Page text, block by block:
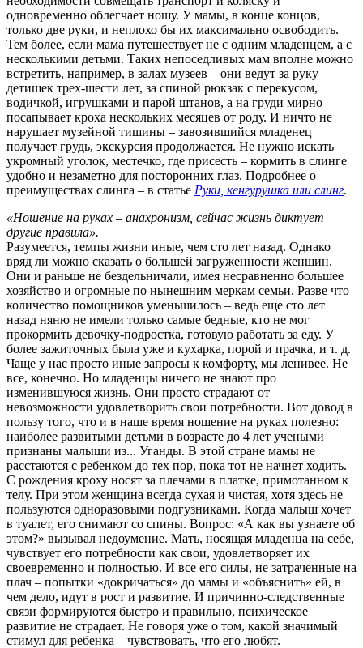
одновременно облегчает ношу. У мамы, в конце концов,
только две руки, и неплохо бы их максимально освободить.
Тем более, если мама путешествует не с одним младенцем, а с
несколькими детьми. Таких непоседливых мам вполне можно
встретить, например, в залах музеев – они ведут за руку
детишек трех-шести лет, за спиной рюкзак с перекусом,
водичкой, игрушками и парой штанов, а на груди мирно
посапывает кроха нескольких месяцев от роду. И ничто не
нарушает музейной тишины – завозившийся младенец
получает грудь, экскурсия продолжается. Не нужно искать
укромный уголок, местечко, где присесть – кормить в слинге
удобно и незаметно для посторонних глаз. Подробнее о
преимуществах слинга – в статье Руки, кенгурушка или слинг.
«Ношение на руках – анахронизм, сейчас жизнь диктует
другие правила».
Разумеется, темпы жизни иные, чем сто лет назад. Однако
вряд ли можно сказать о большей загруженности женщин.
Они и раньше не бездельничали, имея несравненно большее
хозяйство и огромные по нынешним меркам семьи. Разве что
количество помощников уменьшилось – ведь еще сто лет
назад няню не имели только самые бедные, кто не мог
прокормить девочку-подростка, готовую работать за еду. У
более зажиточных была уже и кухарка, порой и прачка, и т. д.
Чаще у нас просто иные запросы к комфорту, мы ленивее. Не
все, конечно. Но младенцы ничего не знают про
изменившуюся жизнь. Они просто страдают от
невозможности удовлетворить свои потребности. Вот довод в
пользу того, что и в наше время ношение на руках полезно:
наиболее развитыми детьми в возрасте до 4 лет учеными
признаны ма­лыши из... Уганды. В этой стране мамы не
расстаются с ребенком до тех пор, по­ка тот не начнет ходить.
С рождения кроху носят за плечами в платке, при­мотанном к
телу. При этом женщина всегда сухая и чистая, хотя здесь не
пользуются одноразовыми подгузниками. Когда малыш хочет
в туалет, его снимают со спины. Вопрос: «А как вы узнаете об
этом?» вызывал не­доумение. Мать, носящая младенца на себе,
чувствует его потребности как свои, удовлетворяет их
своевременно и полностью. И все его силы, не затраченные на
плач – попытки «докричаться» до мамы и «объяснить» ей, в
чем дело, идут в рост и развитие. И причинно-следственные
связи формируются быстро и правильно, психическое
развитие не страдает. Не говоря уже о том, какой значимый
стимул для ребенка – чувствовать, что его любят.